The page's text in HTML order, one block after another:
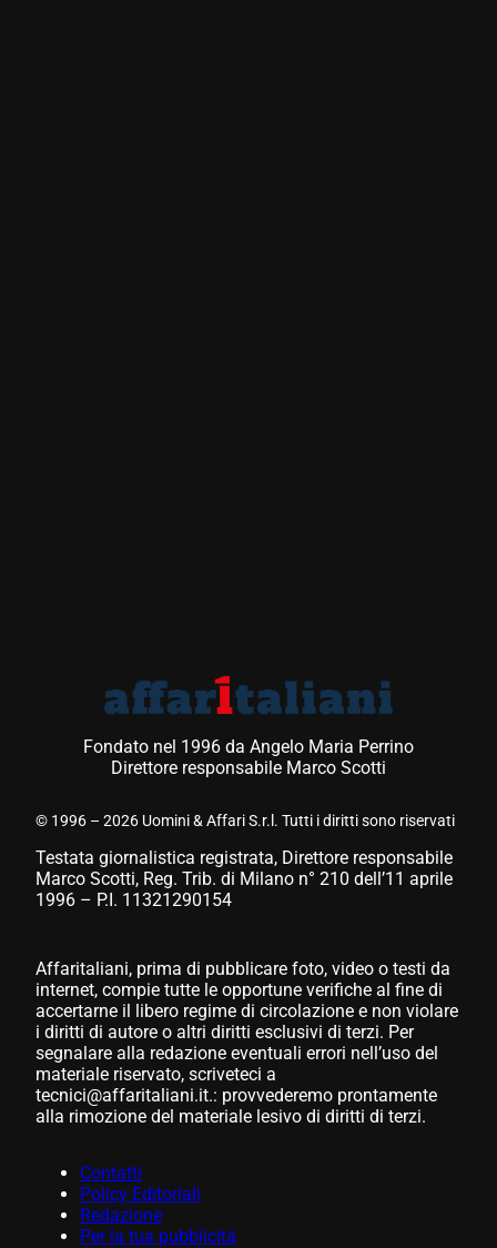
Fondato nel 1996 da Angelo Maria Perrino
Direttore responsabile Marco Scotti
© 1996 – 2026 Uomini & Affari S.r.l. Tutti i diritti sono riservati
Testata giornalistica registrata, Direttore responsabile
Marco Scotti, Reg. Trib. di Milano n° 210 dell’11 aprile
1996 – P.I. 11321290154
Affaritaliani, prima di pubblicare foto, video o testi da
internet, compie tutte le opportune verifiche al fine di
accertarne il libero regime di circolazione e non violare
i diritti di autore o altri diritti esclusivi di terzi. Per
segnalare alla redazione eventuali errori nell’uso del
materiale riservato, scriveteci a
tecnici@affaritaliani.it.: provvederemo prontamente
alla rimozione del materiale lesivo di diritti di terzi.
Contatti
Policy Editoriali
Redazione
Per la tua pubblicità